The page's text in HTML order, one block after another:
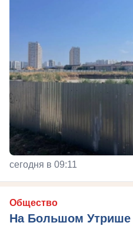
сегодня в 09:11
Общество
На Большом Утрише